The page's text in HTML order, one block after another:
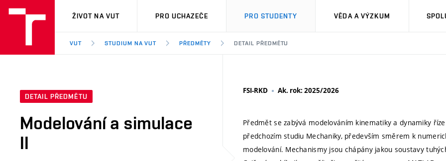
VUT
ŽIVOT NA VUT PRO UCHAZEČE PRO STUDENTY VĚDA A VÝZKUM
VUT STUDIUM NA VUT PŘEDMĚTY DETAIL PŘEDMĚTU
DETAIL PŘEDMĚTU
Modelování a simulace
II
FSI-RKD Ak. rok: 2025/2026
Předmět se zabývá modelováním kinematiky a dynamiky
předchozím studiu Mechaniky, především směrem k
modelování. Mechanismy jsou chápány jakou soustavy